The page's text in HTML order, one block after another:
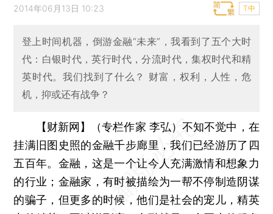
2014年06月13日 10:23 T中
登上时间机器，倒游金融“未来”，我看到了五个大时
代：白银时代，英行时代，分流时代，集权时代和精
英时代。我们找到了什么？ 财富，权利，人性，危
机，抑或还有战争？
【财新网】（专栏作家 李弘）不知不觉中，在
挂满旧图史照的金融千步廊里，我们已经游历了四
五百年。金融，这是一个让今人充满激情和想象力
的行业；金融家，有时被描绘为一帮不停制造阴谋
的骗子，但更多的时候，他们是社会的宠儿，精英